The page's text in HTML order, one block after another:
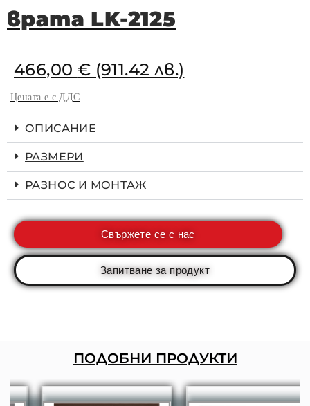
врата LK-2125
466,00 € (911.42 лв.)
Цената е с ДДС
ОПИСАНИЕ
РАЗМЕРИ
РАЗНОС И МОНТАЖ
Свържете се с нас
Запитване за продукт
ПОДОБНИ ПРОДУКТИ